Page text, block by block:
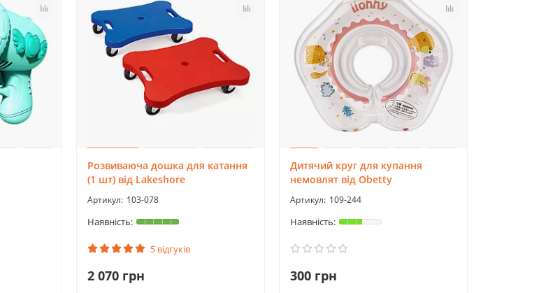
Розвиваюча дошка для катання
(1 шт) від Lakeshore
103-078
5 відгуків
2 070 грн
Дитячий круг для купання
немовлят від Obetty
109-244
300 грн